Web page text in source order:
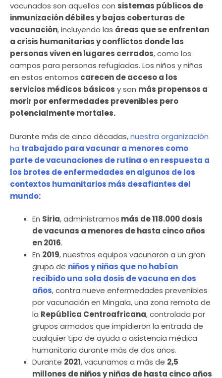
vacunados son aquellos con sistemas públicos de
inmunización débiles y bajas coberturas de
vacunación, incluyendo las áreas que se enfrentan
a crisis humanitarias y conflictos donde las
personas viven en lugares cerrados, como los
campos para personas refugiadas. Los niños y niñas
en estos entornos carecen de acceso a los
servicios médicos básicos y son más propensos a
morir por enfermedades prevenibles pero
potencialmente mortales.
Durante más de cinco décadas,nuestra organización
ha trabajado para vacunar a menores como
parte de vacunaciones de rutina o en respuesta a
los brotes de enfermedades en algunos de los
contextos humanitarios más desafiantes del
mundo:
En Siria, administramos más de 118.000 dosis
de vacunas a menores de hasta cinco años
en 2016.
En 2019, nuestros equipos vacunaron a un gran
grupo de niños y niñas que no habían
recibido una sola dosis de vacuna en dos
años, contra nueve enfermedades prevenibles
por vacunación en Mingala, una zona remota de
la República Centroafricana, controlada por
grupos armados que impidieron la entrada de
cualquier tipo de ayuda o asistencia médica
humanitaria durante más de dos años.
Durante 2021, vacunamos a más de 2,5
millones de niños y niñas de hasta cinco años